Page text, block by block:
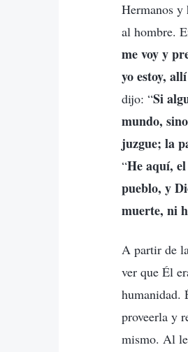
Hermanos y
al hombre.
me voy y
yo estoy,
dijo: “Si
mundo,
juzgue; la
“He aquí,
pueblo, y
muerte, ni
A partir de
ver que Él
humanidad.
proveerla y
mismo. Al